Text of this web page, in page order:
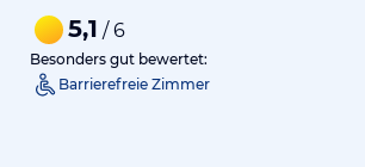
5,1 / 6
Besonders gut bewertet:
Barrierefreie Zimmer